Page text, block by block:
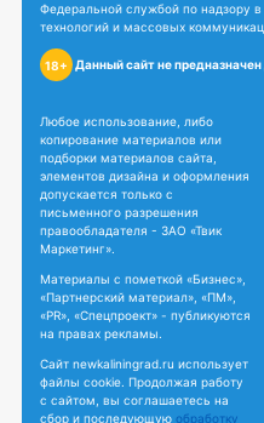
Федеральной службой по надзору
технологий и массовых
18+ Данный сайт не
Любое использование, либо
копирование материалов или
подборки материалов сайта,
элементов дизайна и оформления
допускается только с
письменного разрешения
правообладателя - ЗАО «Твик
Маркетинг».
Материалы с пометкой «Бизнес»,
«Партнерский материал», «ПМ»,
«PR», «Спецпроект» - публикуются
на правах рекламы.
Сайт newkaliningrad.ru использует
файлы cookie. Продолжая работу
с сайтом, вы соглашаетесь на
сбор и последующую обработку